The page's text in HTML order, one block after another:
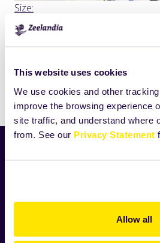
This website uses cookies
We use cookies and other
improve the browsing experience
site traffic, and understand where
from. See our Privacy Statement
Allow all
Click
to
view
image…
Size:
312.2177734375KB
Drukuj
Receptury
Moja Zeelandia